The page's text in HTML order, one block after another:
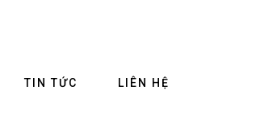
TIN TỨC LIÊN HỆ